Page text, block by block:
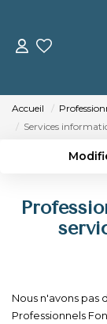
Accueil
Services
Type de bien
Créer
Nous n'avons pas
Professionnels